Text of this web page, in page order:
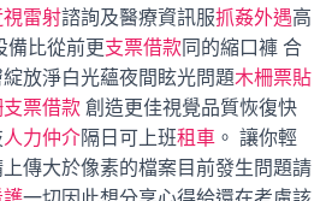
雷射諮詢及醫療資訊服抓姦外遇高
備比從前更支票借款同的縮口褲 合
放淨白光蘊夜間眩光問題木柵票貼
票借款 創造更佳視覺品質恢復快
人力仲介隔日可上班租車 。 讓你輕
傳大於像素的檔案目前發生問題請